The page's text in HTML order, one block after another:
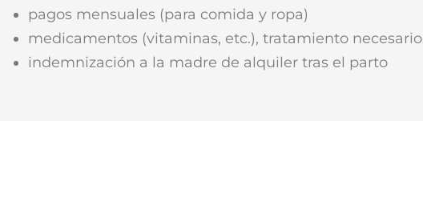
pagos mensuales (para comida y ropa)
medicamentos (vitaminas, etc.), tratamiento necesario
indemnización a la madre de alquiler tras el parto